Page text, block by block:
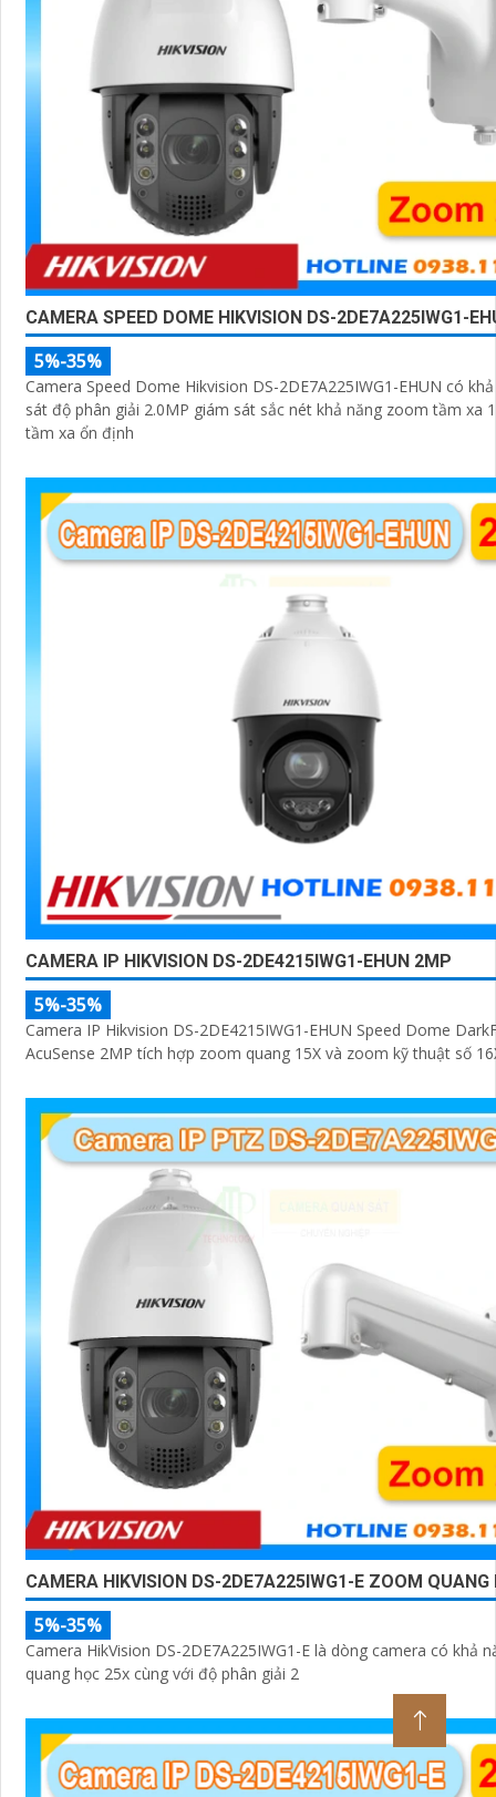
CAMERA SPEED DOME HIKVISION DS-2DE7A225IWG1-
5%-35%
Camera Speed Dome Hikvision DS-2DE7A225IWG1-EHUN có
sát độ phân giải 2.0MP giám sát sắc nét khả năng zoom tầm xa
tầm xa ổn định
CAMERA IP HIKVISION DS-2DE4215IWG1-EHUN 2MP
5%-35%
Camera IP Hikvision DS-2DE4215IWG1-EHUN Speed Dome
AcuSense 2MP tích hợp zoom quang 15X và zoom kỹ thuật số
CAMERA HIKVISION DS-2DE7A225IWG1-E ZOOM QUANG
5%-35%
Camera HikVision DS-2DE7A225IWG1-E là dòng camera có khả
quang học 25x cùng với độ phân giải 2